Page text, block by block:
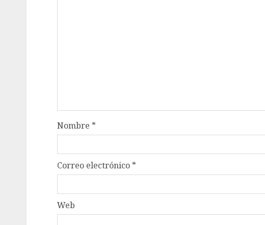
Nombre *
Correo electrónico *
Web